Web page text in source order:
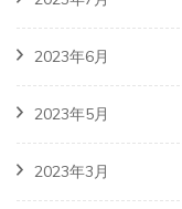
2023年6月
2023年5月
2023年3月